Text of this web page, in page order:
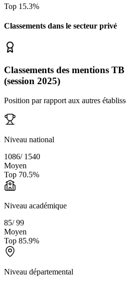
Top 15.3%
Classements dans le secteur privé
Classements des mentions
(session 2025)
Position par rapport aux autres
Niveau national
1086/ 1540
Moyen
Top 70.5%
Niveau académique
85/99
Moyen
Top 85.9%
Niveau départemental